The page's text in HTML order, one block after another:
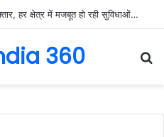
रायगढ़ में विकास को मिल रही नई रफ्तार, हर क्षेत्र में मजबूत हो रही सुविधाओं की नींव: वित्त मंत्री ओपी चौधरी……
360